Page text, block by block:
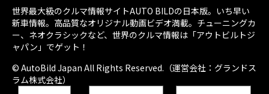
世界最大級のクルマ情報サイトAUTO BILDの日本版。いち早い
新車情報。高品質なオリジナル動画ビデオ満載。チューニングカ
ー、ネオクラシックなど、世界のクルマ情報は「アウトビルトジ
ャパン」でゲット！
© AutoBild Japan All Rights Reserved.（運営会社：グランドス
ラム株式会社）